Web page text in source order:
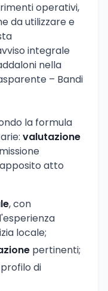
operativi,
da utilizzare e
integrale
nella
– Bandi
la formula
valutazione
atto
, con
locale;
pertinenti;
di